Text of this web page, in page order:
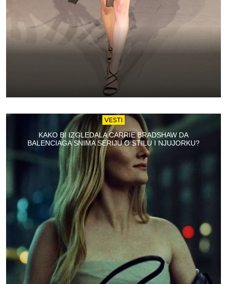
VESTI
KAKO BI IZGLEDALA CARRIE BRADSHAW DA
BALENCIAGA SNIMA SERIJU O STILU I NJUJORKU?